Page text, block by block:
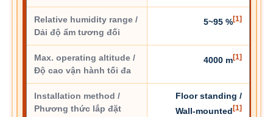
Relative humidity range /
Dải độ ẩm tương đối
5~95 %[1]
Max. operating altitude /
Độ cao vận hành tối đa
4000 m[1]
Installation method /
Phương thức lắp đặt
Floor standing /
Wall-mounted [1]